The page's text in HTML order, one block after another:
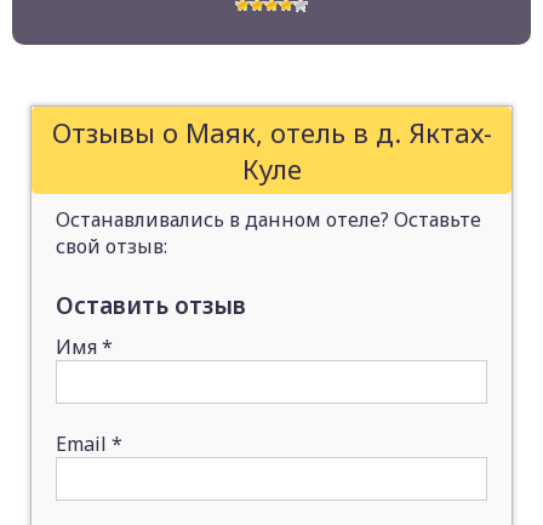
Отзывы о Маяк, отель в д. Яктах-
Куле
Останавливались в данном отеле? Оставьте
свой отзыв:
Оставить отзыв
Имя*
Email *